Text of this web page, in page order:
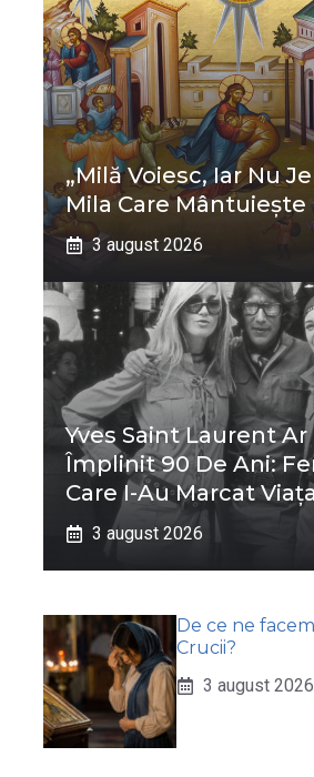
„Milă Voiesc, Iar Nu
Mila Care Mântuiește
3 august 2026
Yves Saint Laurent Ar
Împlinit 90 De Ani:
Care I-Au Marcat
3 august 2026
De ce ne
Crucii?
3 august 2026